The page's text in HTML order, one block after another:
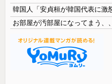
お部屋が汚部屋になってまう、、